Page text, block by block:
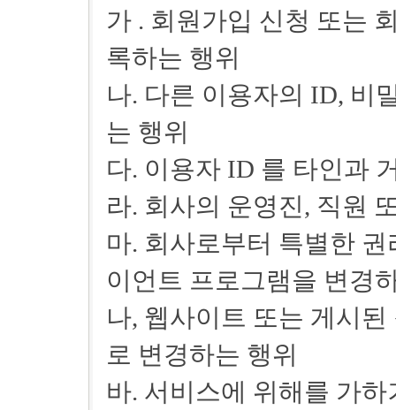
가 . 회원가입 신청 또는
록하는 행위
나. 다른 이용자의 ID, 비
는 행위
다. 이용자 ID 를 타인과
라. 회사의 운영진, 직원
마. 회사로부터 특별한
이언트 프로그램을 변경
나, 웹사이트 또는 게시
로 변경하는 행위
바. 서비스에 위해를 가